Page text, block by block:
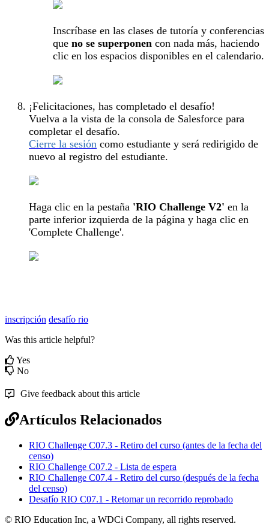
Inscríbase en las clases de tutoría y conferencias
que no se superponen con nada más, haciendo
clic en los espacios disponibles en el calendario.
¡Felicitaciones, has completado el desafío!
Vuelva a la vista de la consola de Salesforce para
completar el desafío.
Cierre la sesión como estudiante y será redirigido de
nuevo al registro del estudiante.
Haga clic en la pestaña 'RIO Challenge V2' en la
parte inferior izquierda de la página y haga clic en
'Complete Challenge'.
inscripción desafío rio
Was this article helpful?
Yes
No
Give feedback about this article
Artículos Relacionados
RIO Challenge C07.3 - Retiro del curso (antes de la fecha del
censo)
RIO Challenge C07.2 - Lista de espera
RIO Challenge C07.4 - Retiro del curso (después de la fecha
del censo)
Desafío RIO C07.1 - Retomar un recorrido reprobado
© RIO Education Inc, a WDCi Company, all rights reserved.